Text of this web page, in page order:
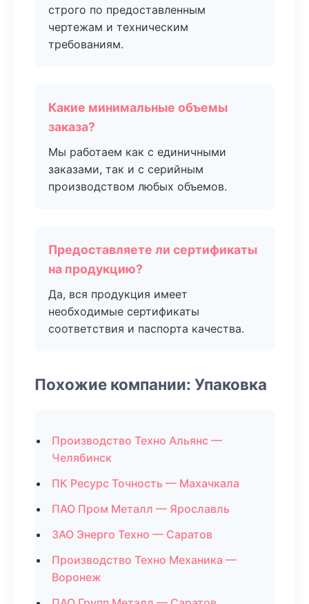
строго по предоставленным
чертежам и техническим
требованиям.
Какие минимальные объемы
заказа?
Мы работаем как с единичными
заказами, так и с серийным
производством любых объемов.
Предоставляете ли сертификаты
на продукцию?
Да, вся продукция имеет
необходимые сертификаты
соответствия и паспорта качества.
Похожие компании: Упаковка
Производство Техно Альянс —
Челябинск
ПК Ресурс Точность — Махачкала
ПАО Пром Металл — Ярославль
ЗАО Энерго Техно — Саратов
Производство Техно Механика —
Воронеж